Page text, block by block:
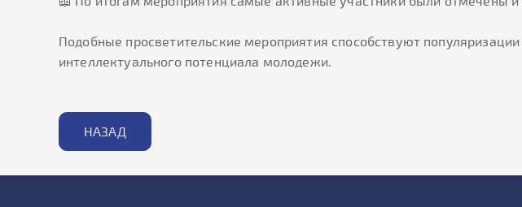
Подобные просветительские мероприятия способствуют
интеллектуального потенциала молодежи.
НАЗАД